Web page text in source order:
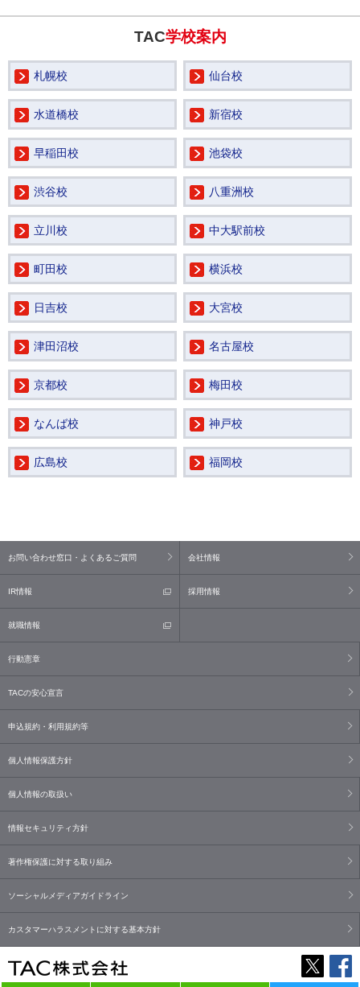
TAC学校案内
札幌校 仙台校
水道橋校 新宿校
早稲田校 池袋校
渋谷校 八重洲校
立川校 中大駅前校
町田校 横浜校
日吉校 大宮校
津田沼校 名古屋校
京都校 梅田校
なんば校 神戸校
広島校 福岡校
お問い合わせ窓口・よくあるご質問 会社情報
IR情報 採用情報
就職情報
行動憲章
TACの安心宣言
申込規約・利用規約等
個人情報保護方針
個人情報の取扱い
情報セキュリティ方針
著作権保護に対する取り組み
ソーシャルメディアガイドライン
カスタマーハラスメントに対する基本方針